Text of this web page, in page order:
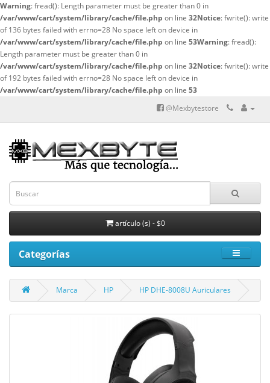
Warning: fread(): Length parameter must be greater than 0 in
/var/www/cart/system/library/cache/file.php on line 32Notice: fwrite(): write
of 136 bytes failed with errno=28 No space left on device in
/var/www/cart/system/library/cache/file.php on line 53Warning: fread():
Length parameter must be greater than 0 in
/var/www/cart/system/library/cache/file.php on line 32Notice: fwrite(): write
of 192 bytes failed with errno=28 No space left on device in
/var/www/cart/system/library/cache/file.php on line 53
@Mexbytestore
artículo (s) - $0
Categorías
Marca HP HP DHE-8008U Auriculares